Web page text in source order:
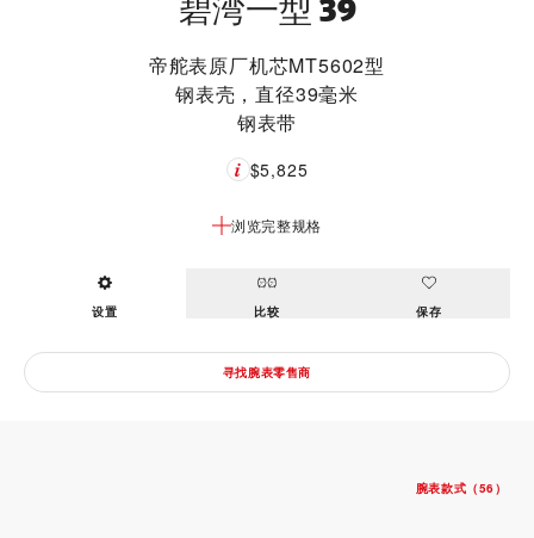
碧湾一型 39
帝舵表原厂机芯MT5602型
钢表壳，直径39毫米
钢表带
浏览完整规格
$5,825
设置 比较 保存
寻找腕表零售商
腕表款式（56）